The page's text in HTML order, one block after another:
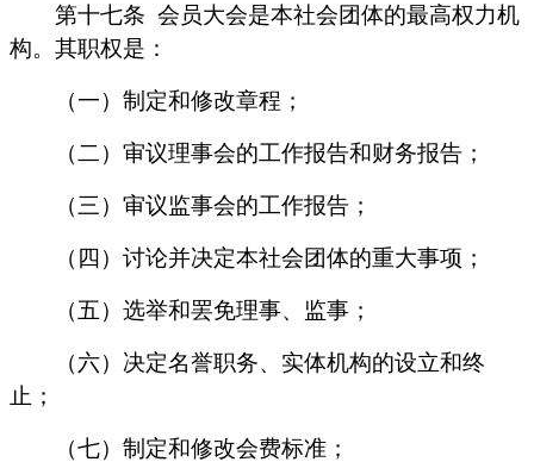
第十七条 会员大会是本社会团体的最高权力机
构。其职权是：
（一）制定和修改章程；
（二）审议理事会的工作报告和财务报告；
（三）审议监事会的工作报告；
（四）讨论并决定本社会团体的重大事项；
（五）选举和罢免理事、监事；
（六）决定名誉职务、实体机构的设立和终
止；
（七）制定和修改会费标准；